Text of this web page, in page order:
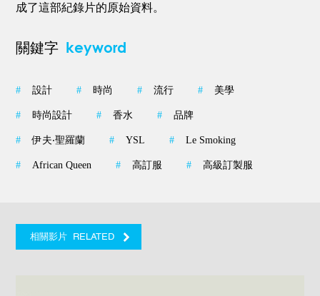
成了這部紀錄片的原始資料。
關鍵字 keyword
# 設計 # 時尚 # 流行 # 美學
# 時尚設計 # 香水 # 品牌
# 伊夫‧聖羅蘭 # YSL # Le Smoking
# African Queen # 高訂服 # 高級訂製服
相關影片 RELATED